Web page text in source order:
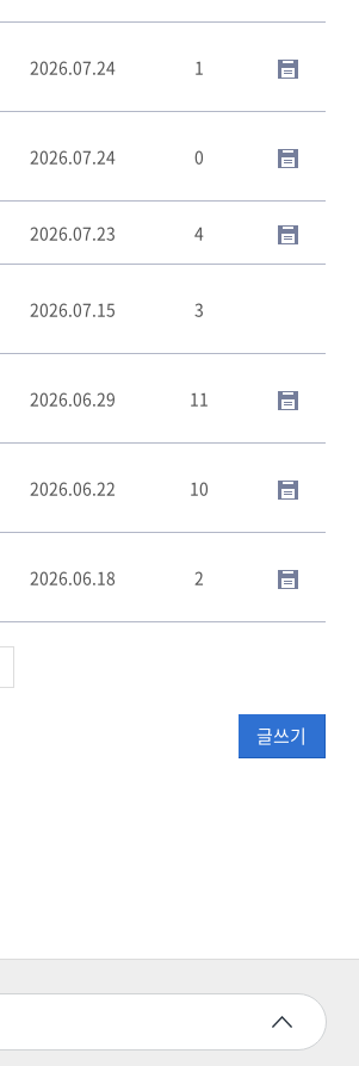
2026.07.24 1
2026.07.24 0
2026.07.23 4
2026.07.15 3
2026.06.29 11
2026.06.22 10
2026.06.18 2
글쓰기